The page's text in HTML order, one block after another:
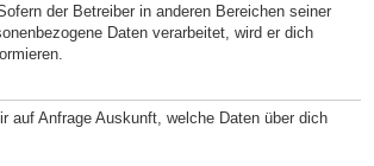
der Betreiber in anderen Bereichen seiner
Daten verarbeitet, wird er dich
auf Anfrage Auskunft, welche Daten über dich